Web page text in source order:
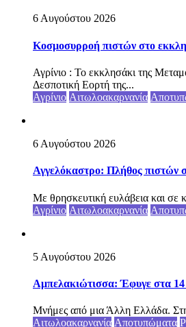
6 Αυγούστου 2026
Κοσμοσυρροή πιστών στο
Αγρίνιο : Το εκκλησάκι της
Δεσποτική Εορτή της...
Αγρίνιο Αιτωλοακαρνανία
6 Αυγούστου 2026
Αγγελόκαστρο: Πλήθος πιστών
Με θρησκευτική ευλάβεια και σε
Αγρίνιο Αιτωλοακαρνανία
5 Αυγούστου 2026
Αμπελακιώτισσα: Έφυγε στα
Μνήμες από μια Άλλη Ελλάδα.
Αιτωλοακαρνανία Αποτυπώματα